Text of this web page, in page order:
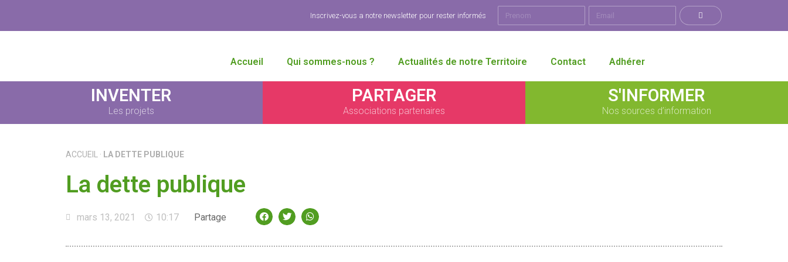
Inscrivez-vous a notre newsletter pour rester informés
Accueil Qui sommes-nous ? Actualités de notre Territoire Contact Adhérer
INVENTER
Les projets
PARTAGER
Associations partenaires
S'INFORMER
Nos sources d’information
ACCUEIL · LA DETTE PUBLIQUE
La dette publique
mars 13, 2021 10:17 Partage